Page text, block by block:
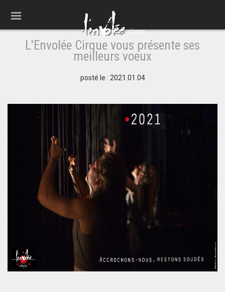
L'Envolée Cirque vous présente ses
meilleurs voeux
posté le : 2021.01.04